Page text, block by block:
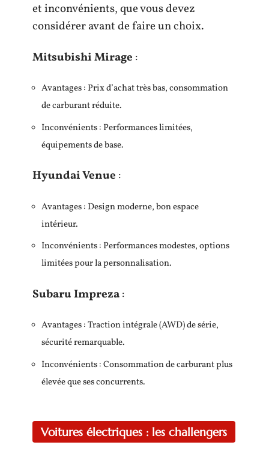
et inconvénients, que vous devez
considérer avant de faire un choix.
Mitsubishi Mirage :
Avantages : Prix d’achat très bas, consommation
de carburant réduite.
Inconvénients : Performances limitées,
équipements de base.
Hyundai Venue :
Avantages : Design moderne, bon espace
intérieur.
Inconvénients : Performances modestes, options
limitées pour la personnalisation.
Subaru Impreza:
Avantages : Traction intégrale (AWD) de série,
sécurité remarquable.
Inconvénients : Consommation de carburant plus
élevée que ses concurrents.
Voitures électriques : les challengers